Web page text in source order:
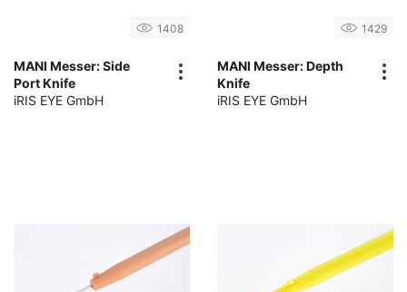
1408
MANI Messer: Side
Port Knife
iRIS EYE GmbH
1429
MANI Messer: Depth
Knife
iRIS EYE GmbH